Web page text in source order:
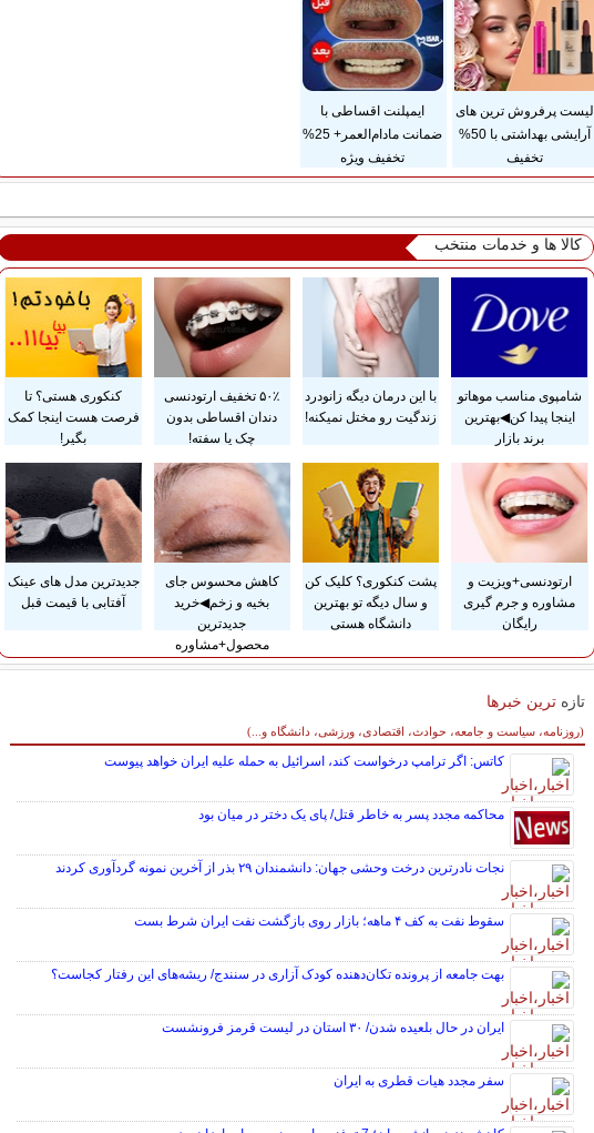
لیست پرفروش ترین های
آرایشی بهداشتی با 50%
تخفیف
ایمپلنت اقساطی با
ضمانت مادام‌العمر+ 25%
تخفیف ویژه
کالا ها و خدمات منتخب
شامپوی مناسب موهاتو
اینجا پیدا کن◀بهترین
برند بازار
با این درمان دیگه زانودرد
زندگیت رو مختل نمیکنه!
۵۰٪ تخفیف ارتودنسی
دندان اقساطی بدون
چک یا سفته!
کنکوری هستی؟ تا
فرصت هست اینجا کمک
بگیر!
ارتودنسی+ویزیت و
مشاوره و جرم گیری
رایگان
پشت کنکوری؟ کلیک کن
و سال دیگه تو بهترین
دانشگاه هستی
کاهش محسوس جای
بخیه و زخم◀خرید
جدیدترین
محصول+مشاوره
جدیدترین مدل های عینک
آفتابی با قیمت قبل
تازه ترین خبرها
(روزنامه، سیاست و جامعه، حوادث، اقتصادی، ورزشی، دانشگاه و...)
سایر خبرهای داغ
کاتس: اگر ترامپ درخواست کند، اسرائیل به حمله علیه ایران خواهد پیوست
محاکمه مجدد پسر به خاطر قتل/ پای یک دختر در میان بود
نجات نادرترین درخت وحشی جهان: دانشمندان ۲۹ بذر از آخرین نمونه گردآوری کردند
سقوط نفت به کف ۴ ماهه؛ بازار روی بازگشت نفت ایران شرط بست
بهت جامعه از پرونده تکان‌دهنده کودک آزاری در سنندج/ ریشه‌های این رفتار کجاست؟
ایران در حال بلعیده شدن/ ۳۰ استان در لیست قرمز فرونشست
سفر مجدد هیات قطری به ایران